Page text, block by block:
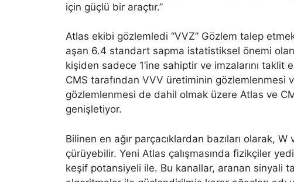
için güçlü bir araçtır.”
Atlas ekibi gözlemledi “VVZ” Gözlem talep
aşan 6.4 standart sapma istatistiksel önemi
kişiden sadece 1’ine sahiptir ve imzalarını
CMS tarafından VVV üretiminin gözlemlenmesi
gözlemlenmesi de dahil olmak üzere Atlas ve
genişletiyor.
Bilinen en ağır parçacıklardan bazıları olarak, W
çürüyebilir. Yeni Atlas çalışmasında fizikçiler
keşif potansiyeli ile. Bu kanallar, aranan sinyali